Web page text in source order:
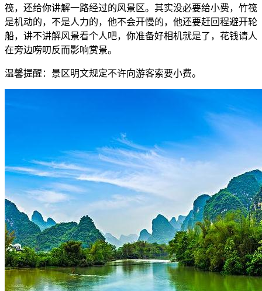
筏，还给你讲解一路经过的风景区。其实没必要给小费，竹筏
是机动的，不是人力的，他不会开慢的，他还要赶回程避开轮
船，讲不讲解风景看个人吧，你准备好相机就是了，花钱请人
在旁边唠叨反而影响赏景。
温馨提醒：景区明文规定不许向游客索要小费。